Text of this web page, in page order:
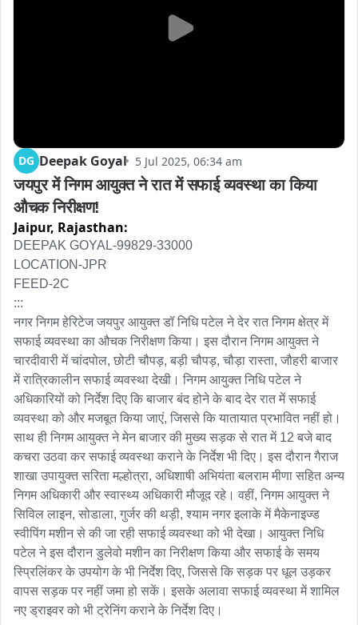
DG Deepak Goyal 5 Jul 2025, 06:34 am
जयपुर में निगम आयुक्त ने रात में सफाई व्यवस्था का किया
औचक निरीक्षण!
Jaipur, Rajasthan:
DEEPAK GOYAL-99829-33000
LOCATION-JPR
FEED-2C
:::
नगर निगम हेरिटेज जयपुर आयुक्त डॉ निधि पटेल ने देर रात निगम क्षेत्र में
सफाई व्यवस्था का औचक निरीक्षण किया। इस दौरान निगम आयुक्त ने
चारदीवारी में चांदपोल, छोटी चौपड़, बड़ी चौपड़, चौड़ा रास्ता, जौहरी बाजार
में रात्रिकालीन सफाई व्यवस्था देखी। निगम आयुक्त निधि पटेल ने
अधिकारियों को निर्देश दिए कि बाजार बंद होने के बाद देर रात में सफाई
व्यवस्था को और मजबूत किया जाएं, जिससे कि यातायात प्रभावित नहीं हो।
साथ ही निगम आयुक्त ने मेन बाजार की मुख्य सड़क से रात में 12 बजे बाद
कचरा उठवा कर सफाई व्यवस्था कराने के निर्देश भी दिए। इस दौरान गैराज
शाखा उपायुक्त सरिता मल्होत्रा, अधिशाषी अभियंता बलराम मीणा सहित अन्य
निगम अधिकारी और स्वास्थ्य अधिकारी मौजूद रहे। वहीं, निगम आयुक्त ने
सिविल लाइन, सोडाला, गुर्जर की थड़ी, श्याम नगर इलाके में मैकेनाइज्ड
स्वीपिंग मशीन से की जा रही सफाई व्यवस्था को भी देखा। आयुक्त निधि
पटेल ने इस दौरान डुलेवो मशीन का निरीक्षण किया और सफाई के समय
स्प्रिलिंकर के उपयोग के भी निर्देश दिए, जिससे कि सड़क पर धूल उड़कर
वापस सड़क पर नहीं जमा हो सकें। इसके अलावा सफाई व्यवस्था में शामिल
नए ड्राइवर को भी ट्रेनिंग कराने के निर्देश दिए।